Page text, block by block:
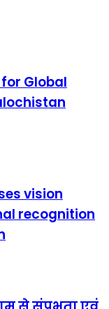
Global
vision
recognition